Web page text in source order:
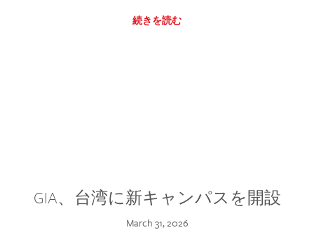
続きを読む
GIA、台湾に新キャンパスを開設
March 31, 2026